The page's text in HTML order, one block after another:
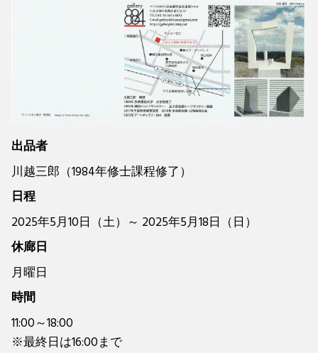
出品者
川越三郎（1984年修士課程修了）
日程
2025年5月10日（土）～ 2025年5月18日（日）
休廊日
月曜日
時間
11:00～18:00
※最終日は16:00まで